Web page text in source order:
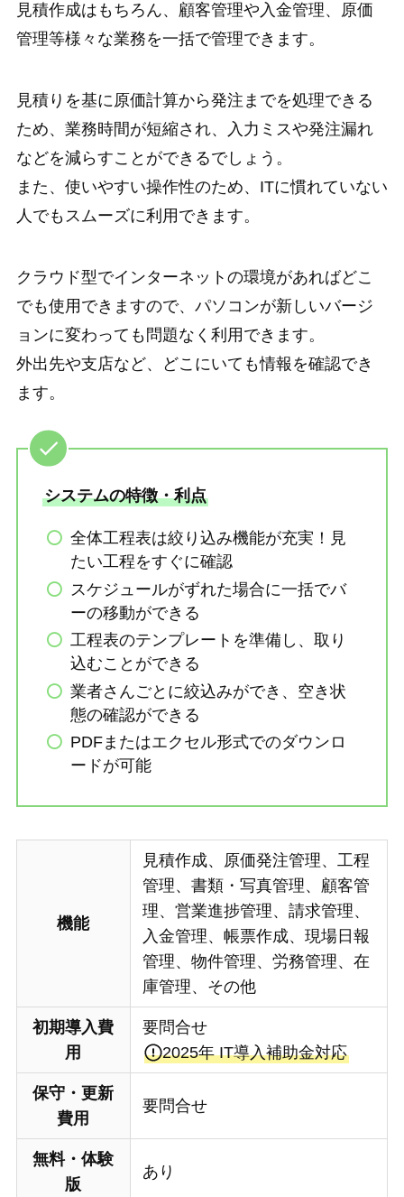
見積作成はもちろん、顧客管理や入金管理、原価
管理等様々な業務を一括で管理できます。
見積りを基に原価計算から発注までを処理できる
ため、業務時間が短縮され、入力ミスや発注漏れ
などを減らすことができるでしょう。
また、使いやすい操作性のため、ITに慣れていない
人でもスムーズに利用できます。
クラウド型でインターネットの環境があればどこ
でも使用できますので、パソコンが新しいバージ
ョンに変わっても問題なく利用できます。
外出先や支店など、どこにいても情報を確認でき
ます。
システムの特徴・利点
全体工程表は絞り込み機能が充実！見
たい工程をすぐに確認
スケジュールがずれた場合に一括でバ
ーの移動ができる
工程表のテンプレートを準備し、取り
込むことができる
業者さんごとに絞込みができ、空き状
態の確認ができる
PDFまたはエクセル形式でのダウンロ
ードが可能
機能
見積作成、原価発注管理、工程
管理、書類・写真管理、顧客管
理、営業進捗管理、請求管理、
入金管理、帳票作成、現場日報
管理、物件管理、労務管理、在
庫管理、その他
初期導入費
用
要問合せ
2025年 IT導入補助金対応
保守・更新
費用
要問合せ
無料・体験
版
あり